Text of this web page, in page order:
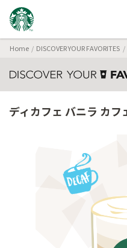
Home DISCOVER YOUR FAVORITES
ディカフェ バニラ カ